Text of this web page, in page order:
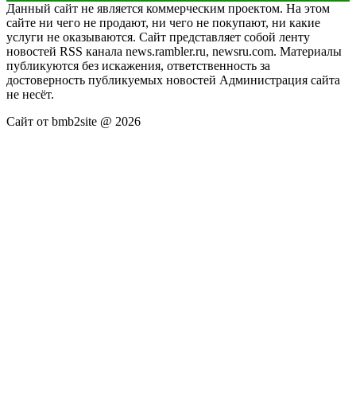
Данный сайт не является коммерческим проектом. На этом
сайте ни чего не продают, ни чего не покупают, ни какие
услуги не оказываются. Сайт представляет собой ленту
новостей RSS канала news.rambler.ru, newsru.com. Материалы
публикуются без искажения, ответственность за
достоверность публикуемых новостей Администрация сайта
не несёт.
Сайт от bmb2site @ 2026